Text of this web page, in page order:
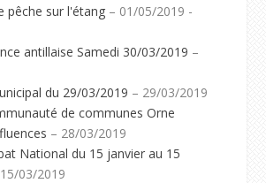
pêche sur l'étang – 01/05/2019 -
antillaise Samedi 30/03/2019 –
du 29/03/2019 – 29/03/2019
de communes Orne
– 28/03/2019
National du 15 janvier au 15
03/2019